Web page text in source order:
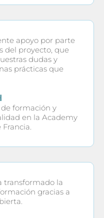
apoyo por parte
del proyecto, que
dudas y
prácticas que
formación y
en la Academy
Francia.
transformado la
gracias a